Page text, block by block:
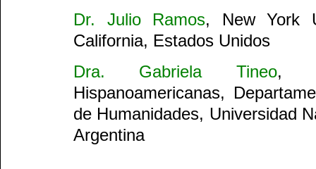
Dr. Julio Ramos, New York
California, Estados Unidos
Dra. Gabriela Tineo,
Hispanoamericanas,
de Humanidades, Universidad
Argentina